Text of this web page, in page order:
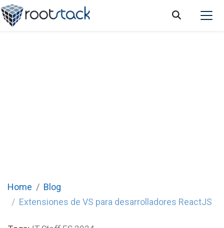
Home
Blog
Extensiones de VS para desarrolladores ReactJS